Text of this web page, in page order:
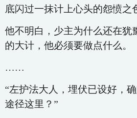
底闪过一抹计上心头的怨愤之
他不明白，少主为什么还在犹
的大计，他必须要做点什么。
……
“左护法大人，埋伏已设好，
途径这里？”